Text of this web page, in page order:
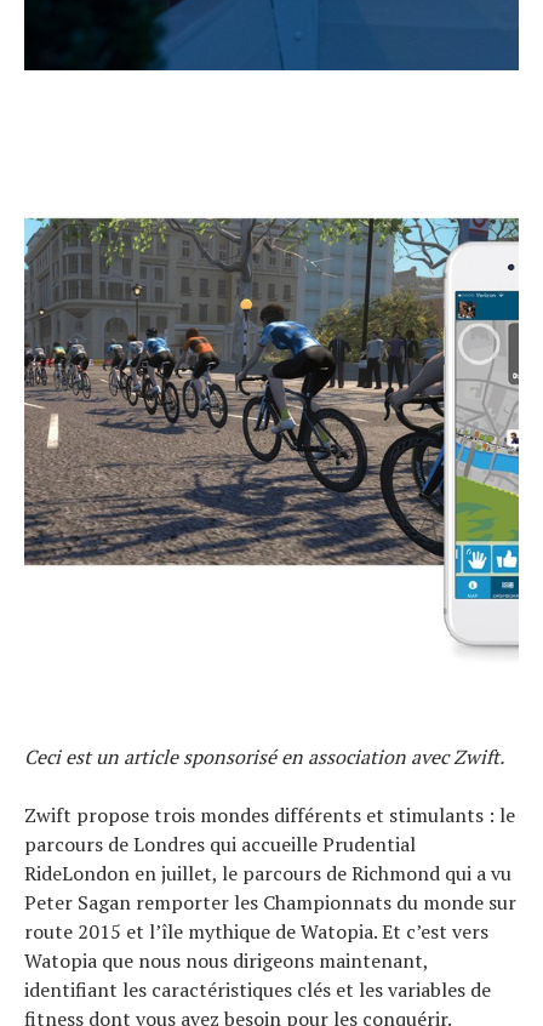
Ceci est un article sponsorisé en association avec Zwift.
Zwift propose trois mondes différents et stimulants : le
parcours de Londres qui accueille Prudential
RideLondon en juillet, le parcours de Richmond qui a vu
Peter Sagan remporter les Championnats du monde sur
route 2015 et l’île mythique de Watopia. Et c’est vers
Watopia que nous nous dirigeons maintenant,
identifiant les caractéristiques clés et les variables de
fitness dont vous avez besoin pour les conquérir.